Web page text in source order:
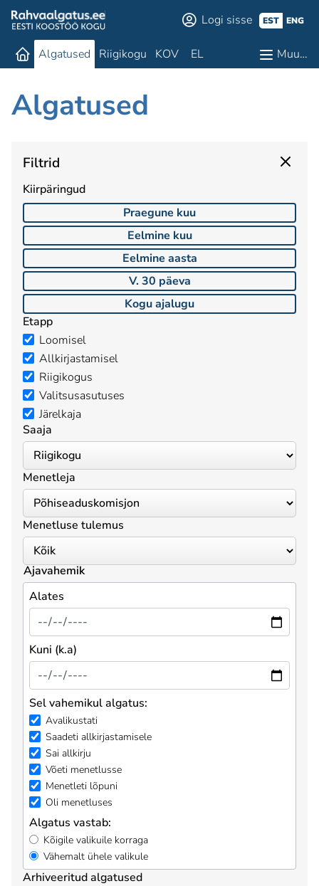
Logi sisse EST ENG
Algatused Riigikogu KOV EL Muu…
Algatused
Filtrid
Kiirpäringud
Praegune kuu
Eelmine kuu
Eelmine aasta
V. 30 päeva
Kogu ajalugu
Etapp
Loomisel
Allkirjastamisel
Riigikogus
Valitsusasutuses
Järelkaja
Saaja
Menetleja
Menetluse tulemus
Ajavahemik
Alates
Kuni (k.a)
Sel vahemikul algatus:
Avalikustati
Saadeti allkirjastamisele
Sai allkirju
Võeti menetlusse
Menetleti lõpuni
Oli menetluses
Algatus vastab:
Kõigile valikuile korraga
Vähemalt ühele valikule
Arhiveeritud algatused